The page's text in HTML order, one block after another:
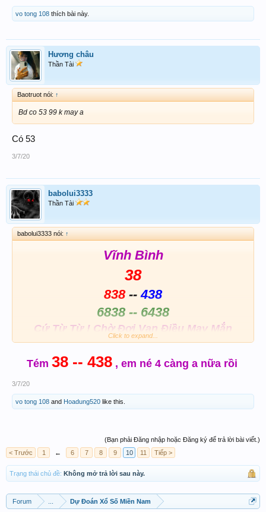
vo tong 108 thích bài này.
Hương châu
Thần Tài
Baotruot nói: ↑
Bd co 53 99 k may a
Có 53
3/7/20
babolui3333
Thần Tài
babolui3333 nói: ↑
Vĩnh Bình
38
838--438
6838 -- 6438
Cứ Từ Từ ! Chờ Đợi Vạn Điều May Mắn
Click to expand...
Tém 38 -- 438, em né 4 càng a nữa rồi
3/7/20
vo tong 108 and Hoadung520 like this.
(Bạn phải Đăng nhập hoặc Đăng ký để trả lời bài viết.)
< Trước
1 ← 6 7 8 9 10 11 Tiếp >
Trạng thái chủ đề: Không mở trả lời sau này.
Forum Dự Đoán Xổ Số Miền Nam